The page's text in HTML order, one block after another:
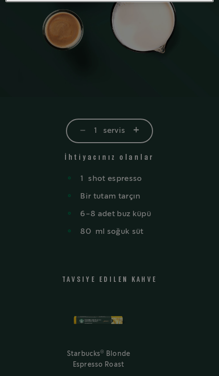
- 1 servis +
İhtiyacınız olanlar
1 shot espresso
Bir tutam tarçın
6-8 adet buz küpü
80 ml soğuk süt
TAVSIYE EDILEN KAHVE
Starbucks®
Blonde
Espresso Roast